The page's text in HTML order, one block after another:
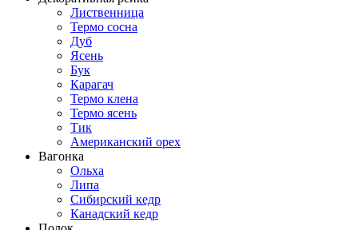
Лиственница
Термо сосна
Дуб
Ясень
Бук
Карагач
Термо клена
Термо ясень
Тик
Американский орех
Вагонка
Ольха
Липа
Сибирский кедр
Канадский кедр